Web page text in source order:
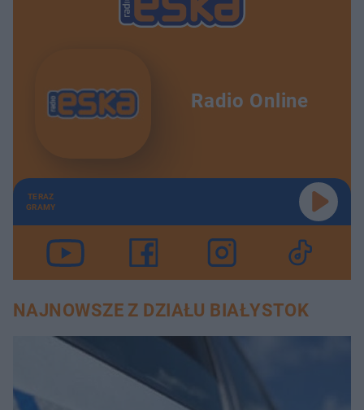
Radio Online
TERAZ
GRAMY
NAJNOWSZE Z DZIAŁU BIAŁYSTOK